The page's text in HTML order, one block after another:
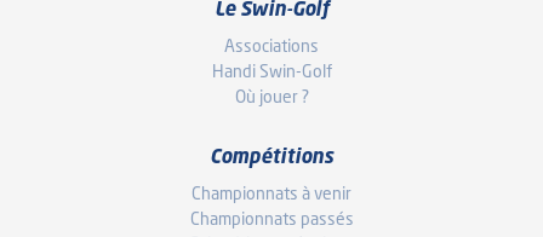
Le Swin-Golf
Associations
Handi Swin-Golf
Où jouer ?
Compétitions
Championnats à venir
Championnats passés